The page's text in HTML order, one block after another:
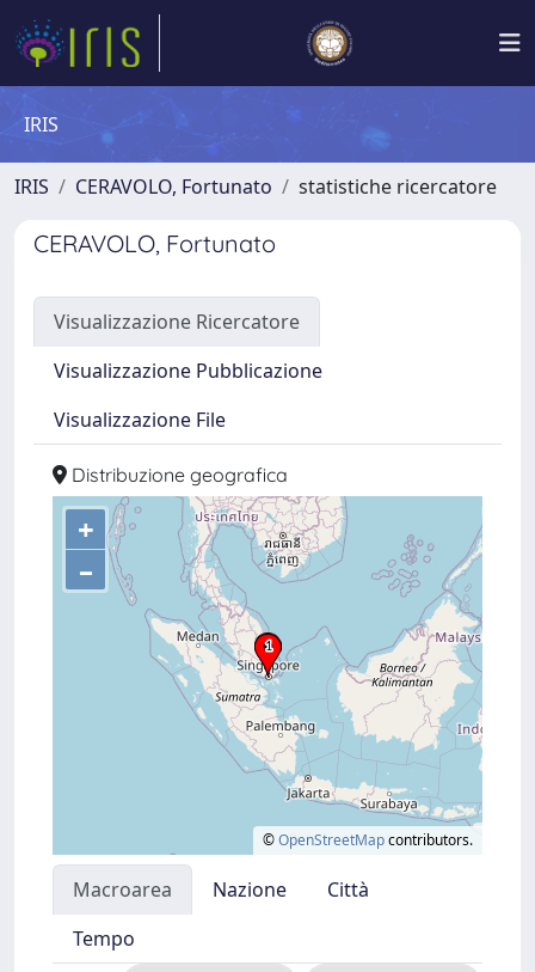
IRIS
IRIS CERAVOLO, Fortunato statistiche ricercatore
CERAVOLO, Fortunato
Visualizzazione Ricercatore
Visualizzazione Pubblicazione
Visualizzazione File
Distribuzione geografica
+
–
©OpenStreetMapcontributors.
Macroarea Nazione
Città
Tempo